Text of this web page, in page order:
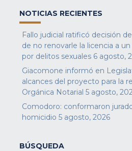
NOTICIAS RECIENTES
Fallo judicial ratificó decisión
de no renovarle la licencia a
por delitos sexuales 6 agosto,
Giacomone informó en
alcances del proyecto para la
Orgánica Notarial 5 agosto,
Comodoro: conformaron
homicidio 5 agosto, 2026
BÚSQUEDA